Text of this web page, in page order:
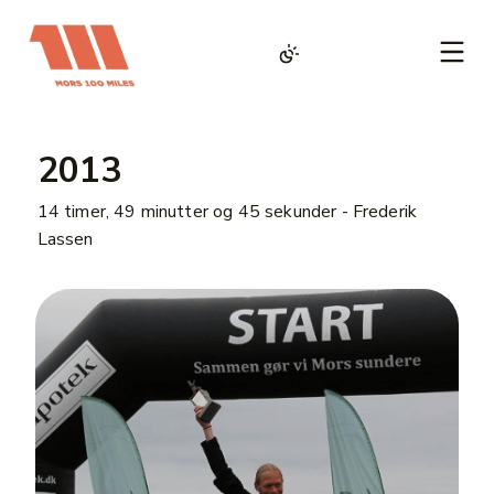
2013
14 timer, 49 minutter og 45 sekunder - Frederik
Lassen